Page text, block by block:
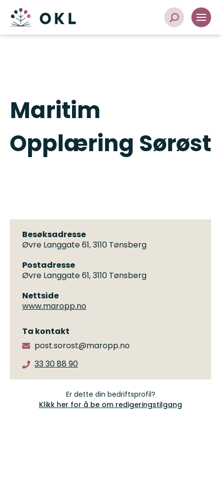
Maritim
Opplæring Sørøst
Besøksadresse
Øvre Langgate 61, 3110 Tønsberg
Postadresse
Øvre Langgate 61, 3110 Tønsberg
Nettside
www.maropp.no
Ta kontakt
post.sorost@maropp.no
33 30 88 90
Er dette din bedriftsprofil?
Klikk her for å be om redigeringstilgang